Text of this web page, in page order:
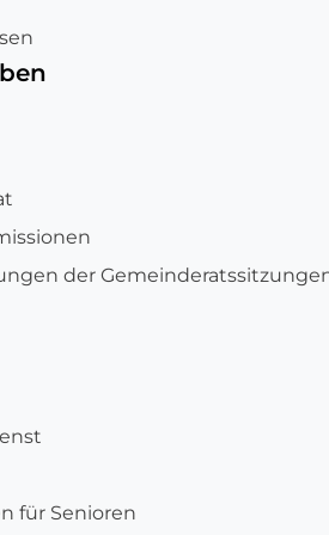
der
für Senioren